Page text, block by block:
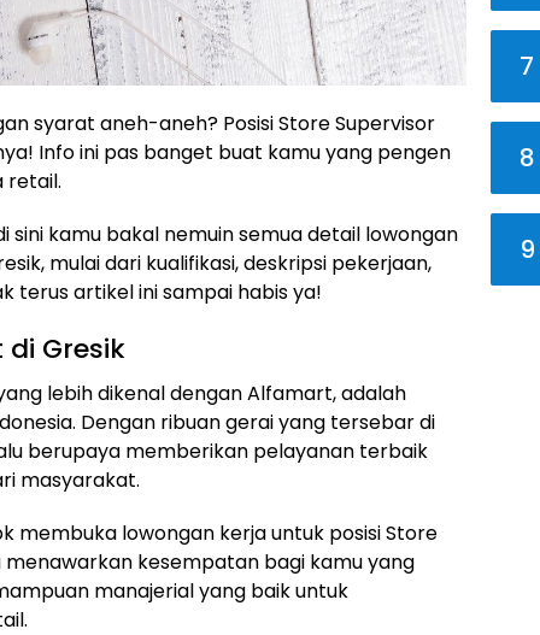
syarat aneh-aneh? Posisi Store Supervisor
Info ini pas banget buat kamu yang pengen
retail.
sini kamu bakal nemuin semua detail lowongan
mulai dari kualifikasi, deskripsi pekerjaan,
terus artikel ini sampai habis ya!
Gresik
lebih dikenal dengan Alfamart, adalah
Dengan ribuan gerai yang tersebar di
berupaya memberikan pelayanan terbaik
masyarakat.
membuka lowongan kerja untuk posisi Store
menawarkan kesempatan bagi kamu yang
manajerial yang baik untuk
7
8
9